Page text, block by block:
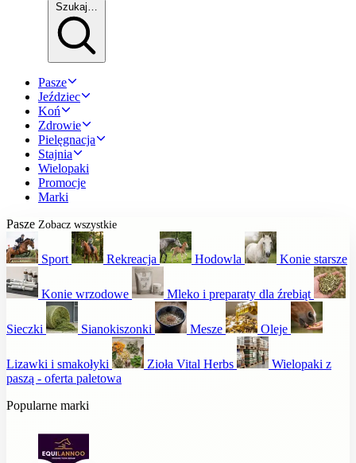
Szukaj…
Pasze
Jeździec
Koń
Zdrowie
Pielęgnacja
Stajnia
Wielopaki
Promocje
Marki
Pasze Zobacz wszystkie
Sport Rekreacja Hodowla Konie starsze
Konie wrzodowe Mleko i preparaty dla źrebiąt
Sieczki Sianokiszonki Mesze Oleje
Lizawki i smakołyki Zioła Vital Herbs
Wielopaki z
paszą - oferta paletowa
Popularne marki